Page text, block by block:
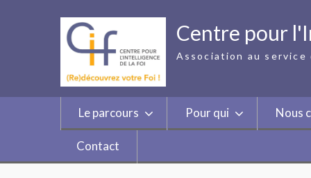
Centre pour
Association au
Le parcours Pour qui Nous
Contact